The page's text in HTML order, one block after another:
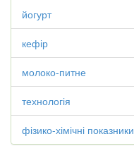
йогурт
кефір
молоко-питне
технологія
фізико-хімічні показники